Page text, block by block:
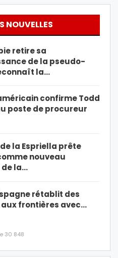
NOUVELLES
retire sa
de la pseudo-
la…
confirme Todd
poste de procureur
la Espriella prête
nouveau
la…
rétablit des
frontières avec…
30 848